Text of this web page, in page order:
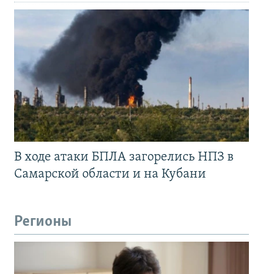
В ходе атаки БПЛА загорелись НПЗ в
Самарской области и на Кубани
Регионы